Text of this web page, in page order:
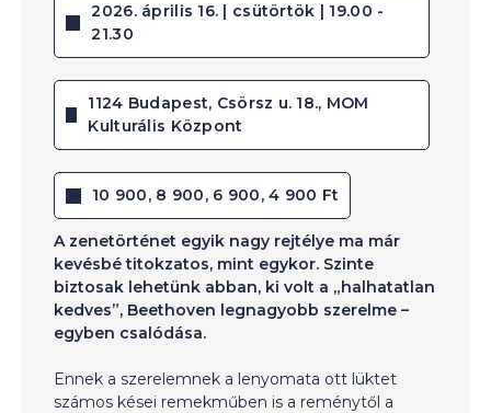
2026. április 16. | csütörtök | 19.00 -
21.30
1124 Budapest, Csörsz u. 18., MOM
Kulturális Központ
10 900, 8 900, 6 900, 4 900 Ft
A zenetörténet egyik nagy rejtélye ma már
kevésbé titokzatos, mint egykor. Szinte
biztosak lehetünk abban, ki volt a „halhatatlan
kedves”, Beethoven legnagyobb szerelme –
egyben csalódása.
Ennek a szerelemnek a lenyomata ott lüktet
számos kései remekműben is a reménytől a